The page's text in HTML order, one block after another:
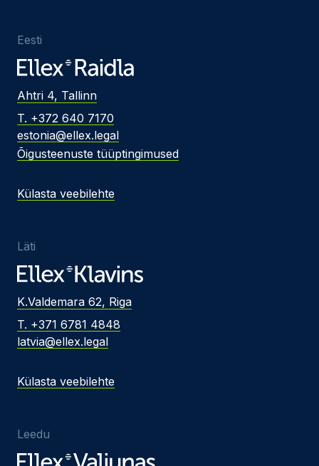
Eesti
Ahtri 4, Tallinn
T. +372 640 7170
estonia@ellex.legal
Õigusteenuste tüüptingimused
Külasta veebilehte
Läti
K.Valdemara 62, Riga
T. +371 6781 4848
latvia@ellex.legal
Külasta veebilehte
Leedu